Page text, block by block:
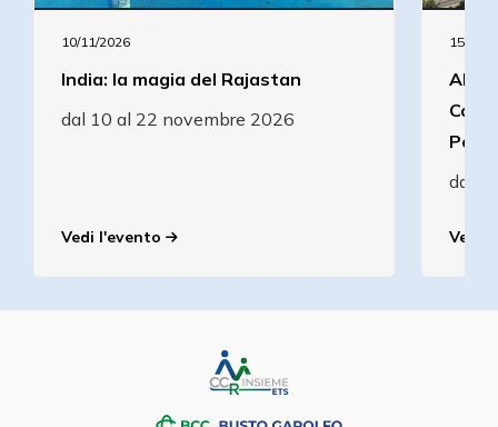
10/11/2026
India: la magia del Rajastan
dal 10 al 22 novembre 2026
Vedi l'evento
15/09/
Alla
dal
Vedi